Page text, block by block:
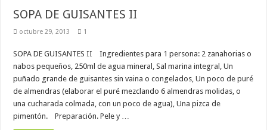
SOPA DE GUISANTES II
octubre 29, 2013 1
SOPA DE GUISANTES II Ingredientes para 1 persona: 2 zanahorias o
nabos pequeños, 250ml de agua mineral, Sal marina integral, Un
puñado grande de guisantes sin vaina o congelados, Un poco de puré
de almendras (elaborar el puré mezclando 6 almendras molidas, o
una cucharada colmada, con un poco de agua), Una pizca de
pimentón. Preparación. Pele y …